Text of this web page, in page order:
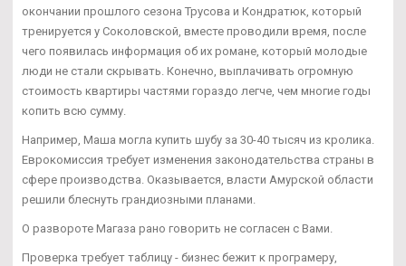
окончании прошлого сезона Трусова и Кондратюк, который
тренируется у Соколовской, вместе проводили время, после
чего появилась информация об их романе, который молодые
люди не стали скрывать. Конечно, выплачивать огромную
стоимость квартиры частями гораздо легче, чем многие годы
копить всю сумму.
Например, Маша могла купить шубу за 30-40 тысяч из кролика.
Еврокомиссия требует изменения законодательства страны в
сфере производства. Оказывается, власти Амурской области
решили блеснуть грандиозными планами.
О развороте Магаза рано говорить не согласен с Вами.
Проверка требует таблицу - бизнес бежит к програмеру,